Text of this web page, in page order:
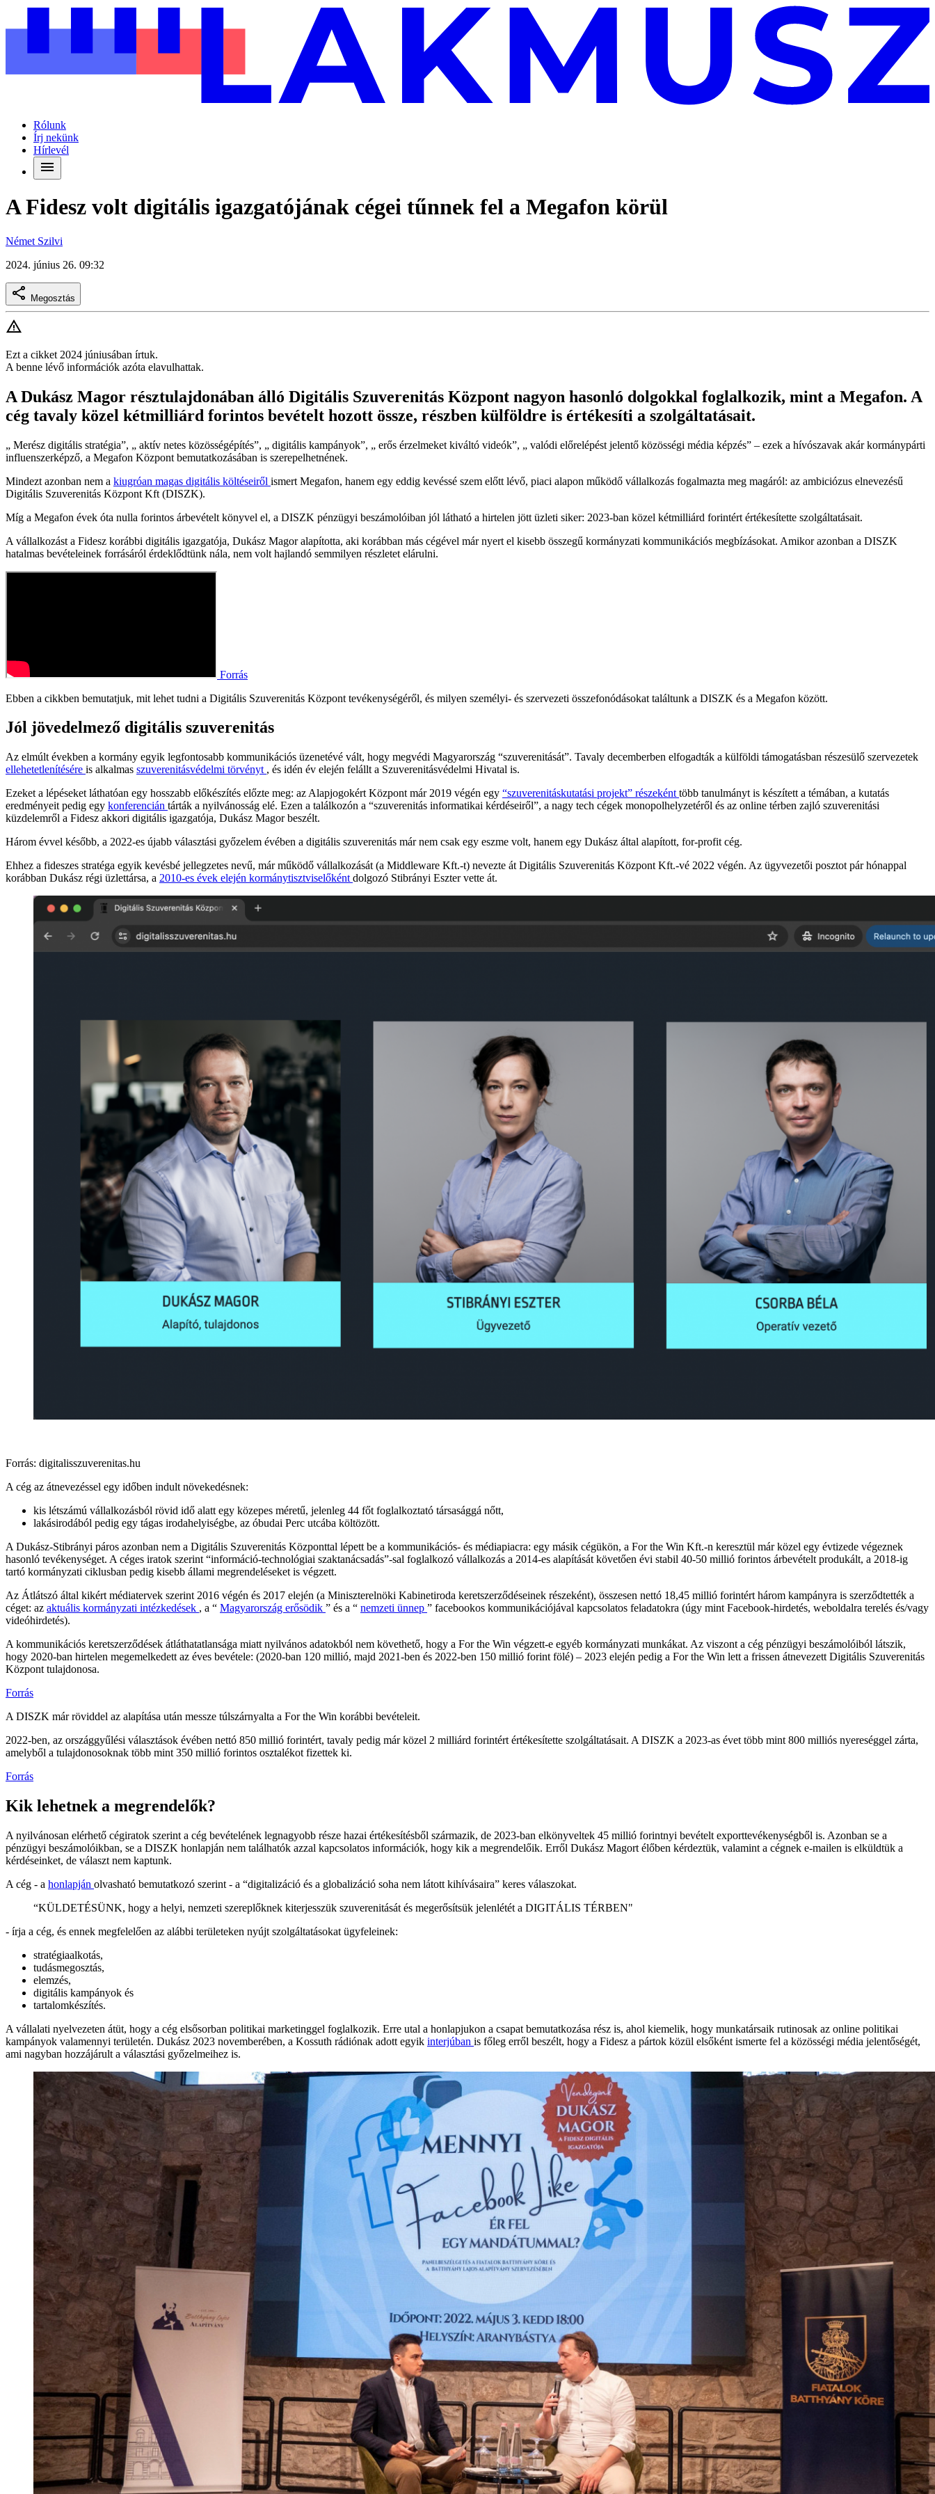
Rólunk
Írj nekünk
Hírlevél
A Fidesz volt digitális igazgatójának cégei tűnnek fel a Megafon körül
Német Szilvi
2024. június 26. 09:32
Megosztás
Ezt a cikket 2024 júniusában írtuk.
A benne lévő információk azóta elavulhattak.
A Dukász Magor résztulajdonában álló Digitális Szuverenitás Központ nagyon hasonló dolgokkal foglalkozik, mint a Megafon. A
cég tavaly közel kétmilliárd forintos bevételt hozott össze, részben külföldre is értékesíti a szolgáltatásait.
„ Merész digitális stratégia”, „ aktív netes közösségépítés”, „ digitális kampányok”, „ erős érzelmeket kiváltó videók”, „ valódi előrelépést jelentő közösségi média képzés” – ezek a hívószavak akár kormánypárti
influenszerképző, a Megafon Központ bemutatkozásában is szerepelhetnének.
Mindezt azonban nem a kiugróan magas digitális költéseiről ismert Megafon, hanem egy eddig kevéssé szem előtt lévő, piaci alapon működő vállalkozás fogalmazta meg magáról: az ambiciózus elnevezésű
Digitális Szuverenitás Központ Kft (DISZK).
Míg a Megafon évek óta nulla forintos árbevételt könyvel el, a DISZK pénzügyi beszámolóiban jól látható a hirtelen jött üzleti siker: 2023-ban közel kétmilliárd forintért értékesítette szolgáltatásait.
A vállalkozást a Fidesz korábbi digitális igazgatója, Dukász Magor alapította, aki korábban más cégével már nyert el kisebb összegű kormányzati kommunikációs megbízásokat. Amikor azonban a DISZK
hatalmas bevételeinek forrásáról érdeklődtünk nála, nem volt hajlandó semmilyen részletet elárulni.
Forrás
Ebben a cikkben bemutatjuk, mit lehet tudni a Digitális Szuverenitás Központ tevékenységéről, és milyen személyi- és szervezeti összefonódásokat találtunk a DISZK és a Megafon között.
Jól jövedelmező digitális szuverenitás
Az elmúlt években a kormány egyik legfontosabb kommunikációs üzenetévé vált, hogy megvédi Magyarország “szuverenitását”. Tavaly decemberben elfogadták a külföldi támogatásban részesülő szervezetek
ellehetetlenítésére is alkalmas szuverenitásvédelmi törvényt , és idén év elején felállt a Szuverenitásvédelmi Hivatal is.
Ezeket a lépéseket láthatóan egy hosszabb előkészítés előzte meg: az Alapjogokért Központ már 2019 végén egy “szuverenitáskutatási projekt” részeként több tanulmányt is készített a témában, a kutatás
eredményeit pedig egy konferencián tárták a nyilvánosság elé. Ezen a találkozón a “szuverenitás informatikai kérdéseiről”, a nagy tech cégek monopolhelyzetéről és az online térben zajló szuverenitási
küzdelemről a Fidesz akkori digitális igazgatója, Dukász Magor beszélt.
Három évvel később, a 2022-es újabb választási győzelem évében a digitális szuverenitás már nem csak egy eszme volt, hanem egy Dukász által alapított, for-profit cég.
Ehhez a fideszes stratéga egyik kevésbé jellegzetes nevű, már működő vállalkozását (a Middleware Kft.-t) nevezte át Digitális Szuverenitás Központ Kft.-vé 2022 végén. Az ügyvezetői posztot pár hónappal
korábban Dukász régi üzlettársa, a 2010-es évek elején kormánytisztviselőként dolgozó Stibrányi Eszter vette át.
Forrás: digitalisszuverenitas.hu
A cég az átnevezéssel egy időben indult növekedésnek:
kis létszámú vállalkozásból rövid idő alatt egy közepes méretű, jelenleg 44 főt foglalkoztató társasággá nőtt,
lakásirodából pedig egy tágas irodahelyiségbe, az óbudai Perc utcába költözött.
A Dukász-Stibrányi páros azonban nem a Digitális Szuverenitás Központtal lépett be a kommunikációs- és médiapiacra: egy másik cégükön, a For the Win Kft.-n keresztül már közel egy évtizede végeznek
hasonló tevékenységet. A céges iratok szerint “információ-technológiai szaktanácsadás”-sal foglalkozó vállalkozás a 2014-es alapítását követően évi stabil 40-50 millió forintos árbevételt produkált, a 2018-ig
tartó kormányzati ciklusban pedig kisebb állami megrendeléseket is végzett.
Az Átlátszó által kikért médiatervek szerint 2016 végén és 2017 elején (a Miniszterelnöki Kabinetiroda keretszerződéseinek részeként), összesen nettó 18,45 millió forintért három kampányra is szerződtették a
céget: az aktuális kormányzati intézkedések , a “ Magyarország erősödik ” és a “ nemzeti ünnep ” facebookos kommunikációjával kapcsolatos feladatokra (úgy mint Facebook-hirdetés, weboldalra terelés és/vagy
videóhirdetés).
A kommunikációs keretszerződések átláthatatlansága miatt nyilvános adatokból nem követhető, hogy a For the Win végzett-e egyéb kormányzati munkákat. Az viszont a cég pénzügyi beszámolóiból látszik,
hogy 2020-ban hirtelen megemelkedett az éves bevétele: (2020-ban 120 millió, majd 2021-ben és 2022-ben 150 millió forint fölé) – 2023 elején pedig a For the Win lett a frissen átnevezett Digitális Szuverenitás
Központ tulajdonosa.
Forrás
A DISZK már röviddel az alapítása után messze túlszárnyalta a For the Win korábbi bevételeit.
2022-ben, az országgyűlési választások évében nettó 850 millió forintért, tavaly pedig már közel 2 milliárd forintért értékesítette szolgáltatásait. A DISZK a 2023-as évet több mint 800 milliós nyereséggel zárta,
amelyből a tulajdonosoknak több mint 350 millió forintos osztalékot fizettek ki.
Forrás
Kik lehetnek a megrendelők?
A nyilvánosan elérhető cégiratok szerint a cég bevételének legnagyobb része hazai értékesítésből származik, de 2023-ban elkönyveltek 45 millió forintnyi bevételt exporttevékenységből is. Azonban se a
pénzügyi beszámolóikban, se a DISZK honlapján nem találhatók azzal kapcsolatos információk, hogy kik a megrendelőik. Erről Dukász Magort élőben kérdeztük, valamint a cégnek e-mailen is elküldtük a
kérdéseinket, de választ nem kaptunk.
A cég - a honlapján olvasható bemutatkozó szerint - a “digitalizáció és a globalizáció soha nem látott kihívásaira” keres válaszokat.
“KÜLDETÉSÜNK, hogy a helyi, nemzeti szereplőknek kiterjesszük szuverenitását és megerősítsük jelenlétét a DIGITÁLIS TÉRBEN"
- írja a cég, és ennek megfelelően az alábbi területeken nyújt szolgáltatásokat ügyfeleinek:
stratégiaalkotás,
tudásmegosztás,
elemzés,
digitális kampányok és
tartalomkészítés.
A vállalati nyelvezeten átüt, hogy a cég elsősorban politikai marketinggel foglalkozik. Erre utal a honlapjukon a csapat bemutatkozása rész is, ahol kiemelik, hogy munkatársaik rutinosak az online politikai
kampányok valamennyi területén. Dukász 2023 novemberében, a Kossuth rádiónak adott egyik interjúban is főleg erről beszélt, hogy a Fidesz a pártok közül elsőként ismerte fel a közösségi média jelentőségét,
ami nagyban hozzájárult a választási győzelmeihez is.